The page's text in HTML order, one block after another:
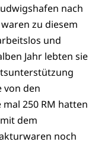
nach
zu diesem
und
Jahr lebten sie
von den
250 RM hatten
dem
noch